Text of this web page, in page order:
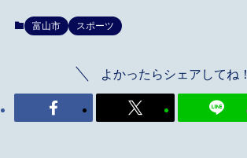
富山市 スポーツ
よかったらシェアしてね！